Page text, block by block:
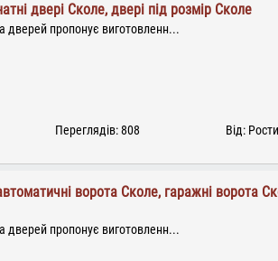
двері Сколе, двері під розмір Сколе
дверей пропонує виготовленн...
Переглядів: 808 Від:
ворота Сколе, гаражні ворота
дверей пропонує виготовленн...